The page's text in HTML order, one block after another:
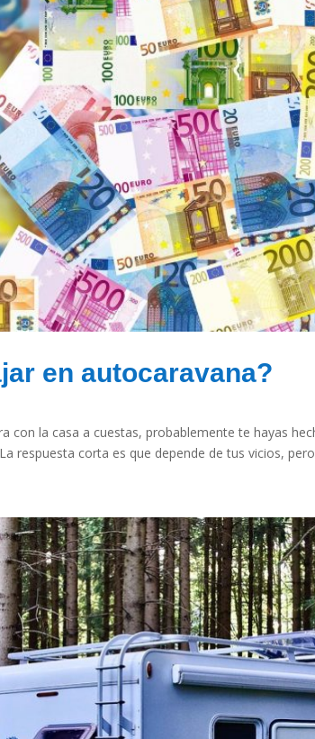
en autocaravana?
con la casa a cuestas, probablemente te hayas
respuesta corta es que depende de tus vicios, pero